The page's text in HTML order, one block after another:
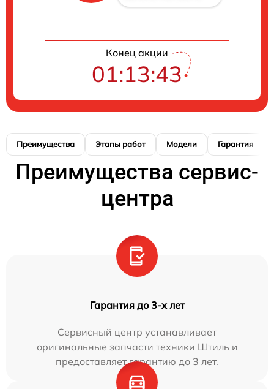
Конец акции
01:13:42
Преимущества Этапы работ Модели Гарантия
Преимущества сервис-
центра
Гарантия до 3-х лет
Сервисный центр устанавливает
оригинальные запчасти техники Штиль и
предоставляет гарантию до 3 лет.